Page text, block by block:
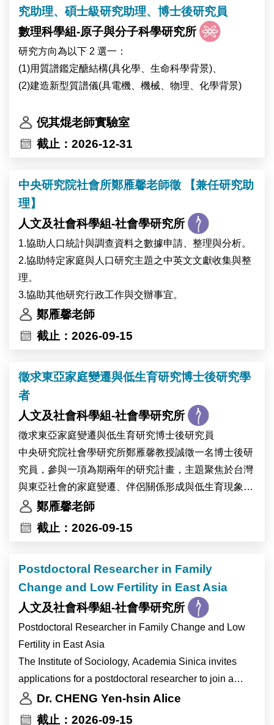
究助理、碩士級研究助理、博士後研究員
數理科學組-原子與分子科學研究所
研究方向為以下 2 選一：
(1)用質譜鑑定醣結構(具化學、生命科學背景)、
(2)建造新型質譜儀(具電機、機械、物理、化學背景)
倪其焜老師實驗室
截止：2026-12-31
中央研究院社會所鄭雁馨老師徵 【兼任研究助
理】
人文及社會科學組-社會學研究所
1.協助人口統計與調查資料之數據申請、整理與分析。
2.協助特定家庭與人口研究主題之中英文文獻收集與整
理。
3.協助其他研究行政工作與交辦事宜。
鄭雁馨老師
截止：2026-09-15
徵求東亞家庭變遷與低生育研究博士後研究學
者
人文及社會科學組-社會學研究所
徵求東亞家庭變遷與低生育研究博士後研究員
中央研究院社會學研究所鄭雁馨教授誠徵一名博士後研
究員，參與一項為期兩年的研究計畫，主題聚焦於台灣
與東亞社會的家庭變遷、伴侶關係形成與低生育現象。
本職缺提供博士後研究員在計畫範圍內的研究主題中發
展獨立論文的機會，並提供以國際重要學術期刊發表為
社會的家庭生活，包括伴侶關係形成延後、單身人口增
加、婚姻與同居型態轉變、性別關係變化、持續低迷的
生育率、生育結果，以及社會不平等。透過全國代表性
調查資料與跨國比較研究，本計畫期望對家庭變遷、不
平等與人口轉型等更廣泛的理論討論做出貢獻。
工作內容
•分析大型本土與跨國調查資料或行政登記人口資料
•發展獨立及合作研究論文
鄭雁馨老師
截止：2026-09-15
Postdoctoral Researcher in Family
Change and Low Fertility in East Asia
人文及社會科學組-社會學研究所
Postdoctoral Researcher in Family Change and Low
Fertility in East Asia
The Institute of Sociology, Academia Sinica invites
applications for a postdoctoral researcher to join a
research program on family change, partnership
formation, and low fertility in Taiwan and East Asia
Dr. CHENG Yen-hsin Alice
截止：2026-09-15